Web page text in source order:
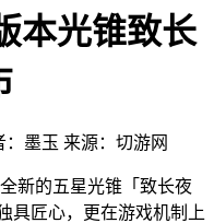
本光锥致长
：墨玉 来源：切游网
新的五星光锥「致长夜
具匠心，更在游戏机制上